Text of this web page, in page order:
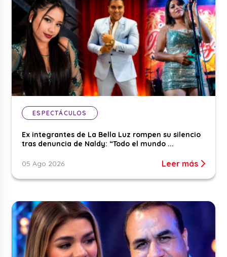
ESPECTÁCULOS
Ex integrantes de La Bella Luz rompen su silencio
tras denuncia de Naldy: “Todo el mundo ...
05 Ago 2026 Leer más